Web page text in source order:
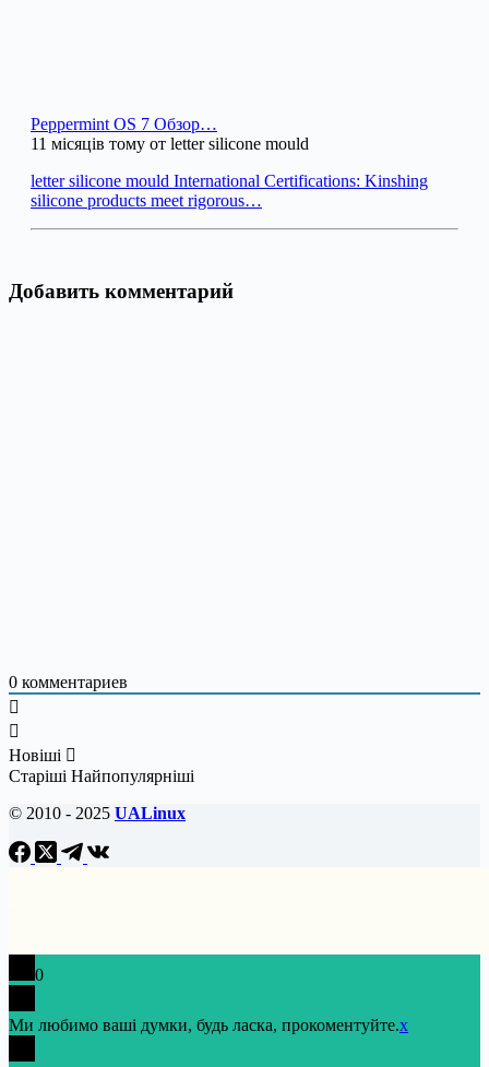
Peppermint OS 7 Обзор…
11 місяців тому от letter silicone mould
letter silicone mould International Certifications: Kinshing
silicone products meet rigorous…
Добавить комментарий
0 комментариев
Новіші
Старіші Найпопулярніші
© 2010 - 2025 UALinux
0
Ми любимо ваші думки, будь ласка, прокоментуйте.x